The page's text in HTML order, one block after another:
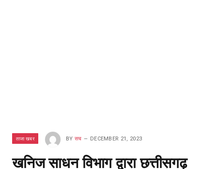
ताजा खबर BY सच DECEMBER 21, 2023
खनिज साधन विभाग द्वारा छत्तीसगढ़